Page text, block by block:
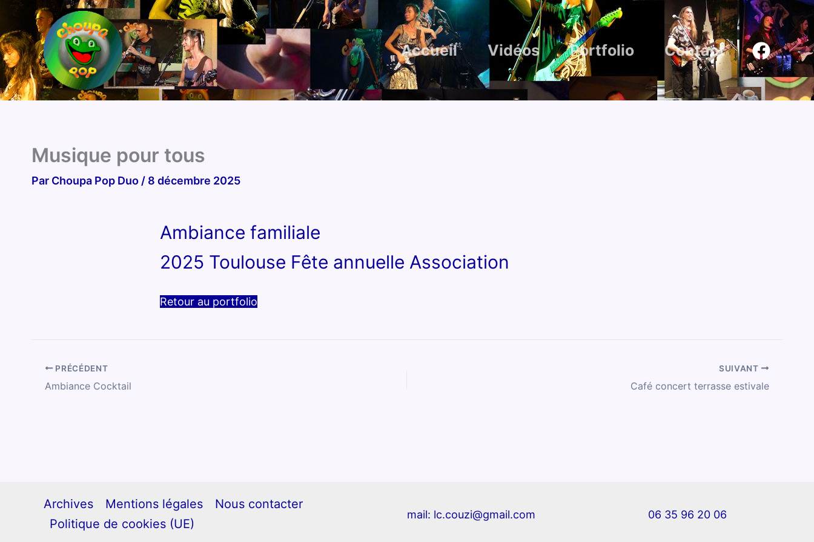
contenu
Accueil Vidéos Portfolio Contact
Musique pour tous
Par Choupa Pop Duo / 8 décembre 2025
Ambiance familiale
2025 Toulouse Fête annuelle Association
Retour au portfolio
PRÉCÉDENT
Ambiance Cocktail
SUIVANT
Café concert terrasse estivale
Archives Mentions légales
Nous contacter
Politique de cookies (UE)
mail: lc.couzi@gmail.com 06 35 96 20 06